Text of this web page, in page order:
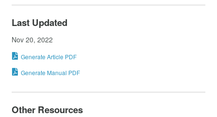
Last Updated
Nov 20, 2022
Generate Article PDF
Generate Manual PDF
Other Resources